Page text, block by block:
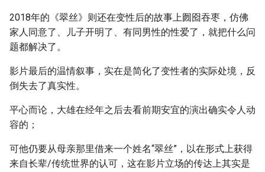
2018年的《翠丝》则还在变性后的故事上囫囵吞枣，仿佛
家人同意了、儿子开明了、有同男性的性爱了，就把什么问
题都解决了。
影片最后的温情叙事，实在是简化了变性者的实际处境，反
倒失去了真实性。
平心而论，大雄在经年之后去看前期安宜的演出确实令人动
容的；
可他仍要从母亲那里借来一个姓名“翠丝”，以在形式上获得
来自长辈/传统世界的认可，这在影片立场的传达上其实是